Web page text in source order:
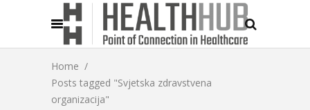
Home /
Posts tagged "Svjetska zdravstvena
organizacija"